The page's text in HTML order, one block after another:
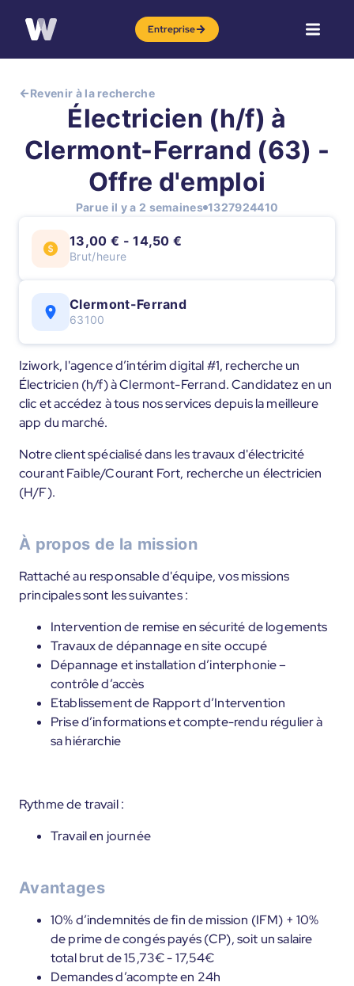
Entreprise
Revenir à la recherche
Électricien (h/f) à
Clermont-Ferrand (63) -
Offre d'emploi
Parue il y a 2 semaines 1327924410
13,00 € - 14,50 €
Brut/heure
Clermont-Ferrand
63100
Iziwork, l'agence d’intérim digital #1, recherche un
Électricien (h/f) à Clermont-Ferrand. Candidatez en un
clic et accédez à tous nos services depuis la meilleure
app du marché.
Notre client spécialisé dans les travaux d'électricité
courant Faible/Courant Fort, recherche un électricien
(H/F).
À propos de la mission
Rattaché au responsable d'équipe, vos missions
principales sont les suivantes :
Intervention de remise en sécurité de logements
Travaux de dépannage en site occupé
Dépannage et installation d’interphonie –
contrôle d’accès
Etablissement de Rapport d’Intervention
Prise d’informations et compte-rendu régulier à
sa hiérarchie
Rythme de travail :
Travail en journée
Avantages
10% d’indemnités de fin de mission (IFM) + 10%
de prime de congés payés (CP), soit un salaire
total brut de 15,73€ - 17,54€
Demandes d’acompte en 24h